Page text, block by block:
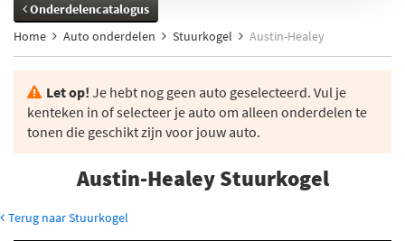
Onderdelencatalogus
Home
Auto onderdelen Stuurkogel Austin-Healey
Let op! Je hebt nog geen auto geselecteerd. Vul je
kenteken in of selecteer je auto om alleen onderdelen te
tonen die geschikt zijn voor jouw auto.
Austin-Healey Stuurkogel
Terug naar Stuurkogel